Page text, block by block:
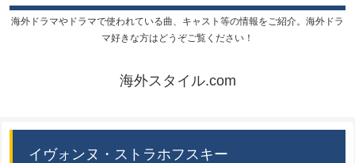
海外ドラマやドラマで使われている曲、キャスト等の情報をご紹介。海外ドラ
マ好きな方はどうぞご覧ください！
海外スタイル.com
イヴォンヌ・ストラホフスキー